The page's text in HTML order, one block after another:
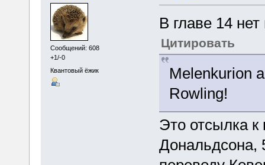
Сообщений: 608
+1/-0
Квантовый ёжик
В главе 14
Цитировать
Melenkurion
Rowling!
Это отсылка к
Дональдсона,